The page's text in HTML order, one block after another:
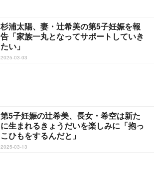
杉浦太陽、妻・辻希美の第5子妊娠を報
告「家族一丸となってサポートしていき
たい」
2025-03-03
第5子妊娠の辻希美、長女・希空は新た
に生まれるきょうだいを楽しみに「抱っ
こひもをするんだと」
2025-03-13